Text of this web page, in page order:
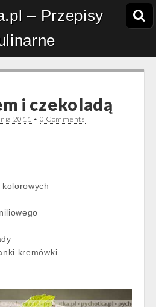
– Przepisy
i czekoladą
2011 • 0 Comments
kremówki